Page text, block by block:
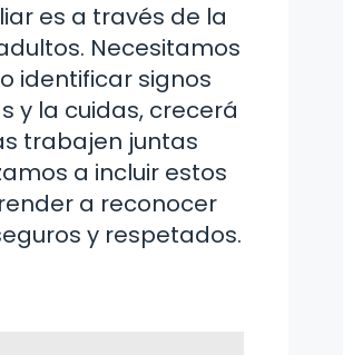
es a través de la
Necesitamos
identificar signos
y la cuidas, crecerá
trabajen juntas
a incluir estos
a reconocer
y respetados.